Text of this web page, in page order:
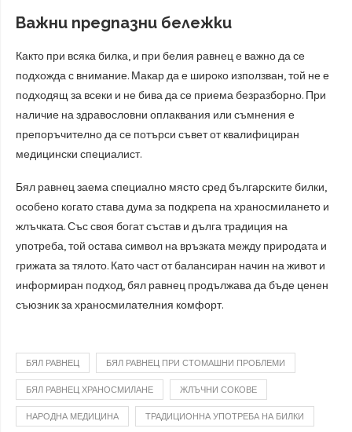
Важни предпазни бележки
Както при всяка билка, и при белия равнец е важно да се
подхожда с внимание. Макар да е широко използван, той не е
подходящ за всеки и не бива да се приема безразборно. При
наличие на здравословни оплаквания или съмнения е
препоръчително да се потърси съвет от квалифициран
медицински специалист.
Бял равнец заема специално място сред българските билки,
особено когато става дума за подкрепа на храносмилането и
жлъчката. Със своя богат състав и дълга традиция на
употреба, той остава символ на връзката между природата и
грижата за тялото. Като част от балансиран начин на живот и
информиран подход, бял равнец продължава да бъде ценен
съюзник за храносмилателния комфорт.
БЯЛ РАВНЕЦ БЯЛ РАВНЕЦ ПРИ СТОМАШНИ ПРОБЛЕМИ
БЯЛ РАВНЕЦ ХРАНОСМИЛАНЕ ЖЛЪЧНИ СОКОВЕ
НАРОДНА МЕДИЦИНА ТРАДИЦИОННА УПОТРЕБА НА БИЛКИ